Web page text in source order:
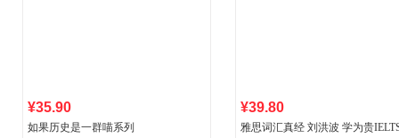
¥35.90
如果历史是一群喵系列
¥39.80
雅思词汇真经 刘洪波 学为贵